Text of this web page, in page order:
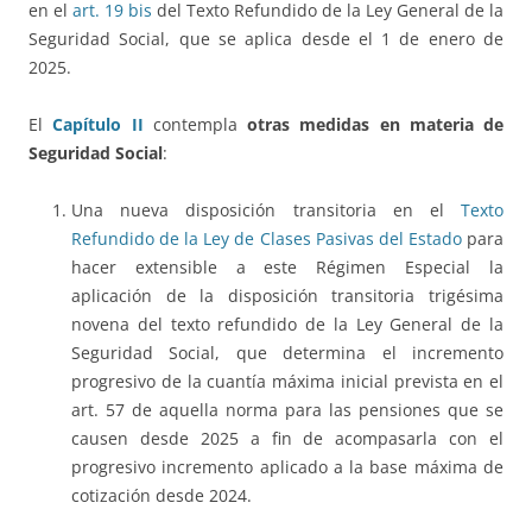
en el art. 19 bis del Texto Refundido de la Ley General de la
Seguridad Social, que se aplica desde el 1 de enero de
2025.
ElCapítulo II contempla otras medidas en materia de
Seguridad Social:
Una nueva disposición transitoria en el Texto
Refundido de la Ley de Clases Pasivas del Estadopara
hacer extensible a este Régimen Especial la
aplicación de la disposición transitoria trigésima
novena del texto refundido de la Ley General de la
Seguridad Social, que determina el incremento
progresivo de la cuantía máxima inicial prevista en el
art. 57 de aquella norma para las pensiones que se
causen desde 2025 a fin de acompasarla con el
progresivo incremento aplicado a la base máxima de
cotización desde 2024.